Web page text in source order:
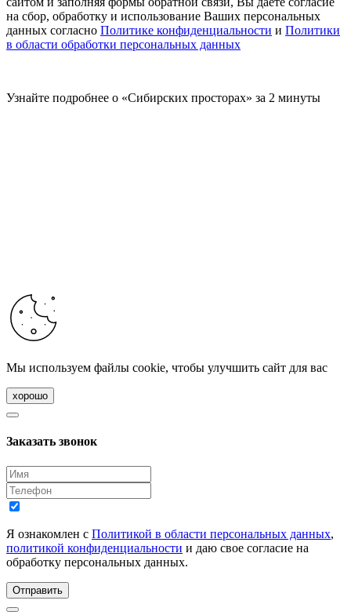
на сбор, обработку и использование Ваших персональных
данных согласно Политике конфиденциальности и Политики
в области обработки персональных данных
Узнайте подробнее о «Сибирских просторах» за 2 минуты
Мы используем файлы cookie, чтобы улучшить сайт для вас
хорошо
Заказать звонок
Я ознакомлен с Политикой в области персональных данных,
политикой конфиденциальности и даю свое согласие на
обработку персональных данных.
Отправить